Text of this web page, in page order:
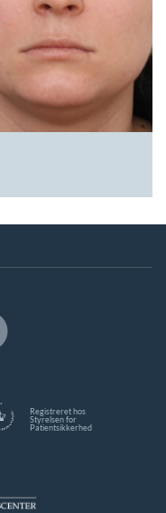
Registreret hos
Styrelsen for
Patientsikkerhed